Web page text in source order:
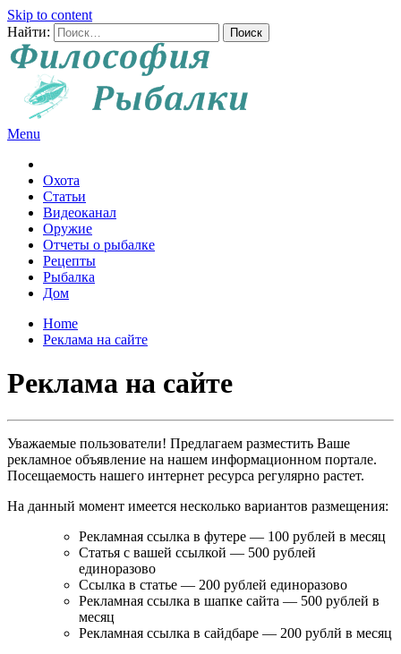
Skip to content
Найти:
Menu
Охота
Статьи
Видеоканал
Оружие
Отчеты о рыбалке
Рецепты
Рыбалка
Дом
Home
Реклама на сайте
Реклама на сайте
Уважаемые пользователи! Предлагаем разместить Ваше
рекламное объявление на нашем информационном портале.
Посещаемость нашего интернет ресурса регулярно растет.
На данный момент имеется несколько вариантов размещения:
Рекламная ссылка в футере — 100 рублей в месяц
Статья с вашей ссылкой — 500 рублей
единоразово
Ссылка в статье — 200 рублей единоразово
Рекламная ссылка в шапке сайта — 500 рублей в
месяц
Рекламная ссылка в сайдбаре — 200 рублй в месяц